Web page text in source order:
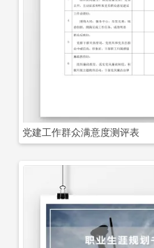
党建工作群众满意度测评表
立即下载